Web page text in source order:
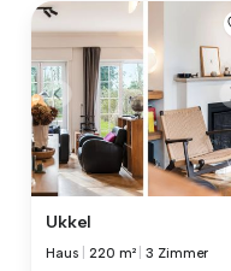
Ukkel
Haus 220 m² |3 Zimmer